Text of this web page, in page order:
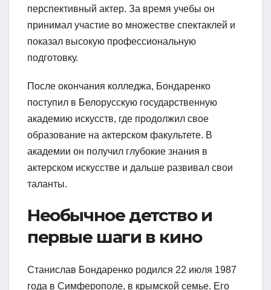
перспективный актер. За время учебы он
принимал участие во множестве спектаклей и
показал высокую профессиональную
подготовку.
После окончания колледжа, Бондаренко
поступил в Белорусскую государственную
академию искусств, где продолжил свое
образование на актерском факультете. В
академии он получил глубокие знания в
актерском искусстве и дальше развивал свои
таланты.
Необычное детство и
первые шаги в кино
Станислав Бондаренко родился 22 июля 1987
года в Симферополе, в крымской семье. Его